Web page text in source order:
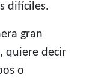
difíciles.
gran
, quiere decir
o